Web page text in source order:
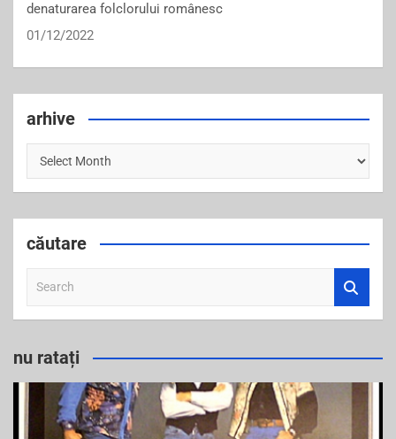
denaturarea folclorului românesc
01/12/2022
arhive
arhive
căutare
a
c
nu ratați